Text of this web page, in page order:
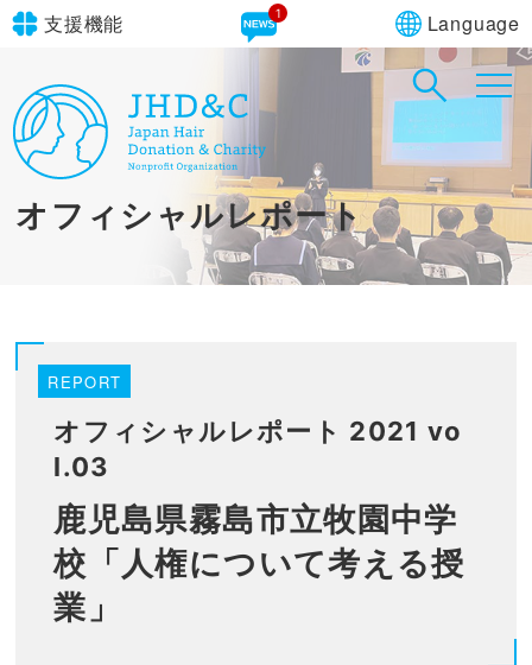
支援機能
文字サイズ 標準
青 黄 黒
やさしいにほんご
1 Language
in simple English
オフィシャルレポート
REPORT
オフィシャルレポート 2021 vo
l.03
鹿児島県霧島市立牧園中学
校「人権について考える授
業」